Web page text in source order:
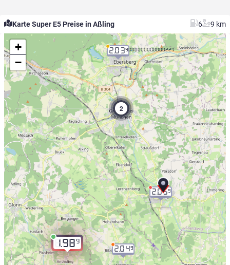
Karte Super E5 Preise in Aßling 6 9 km
1.989
2.049
2.059
2.039.000000000000227
2
+
−